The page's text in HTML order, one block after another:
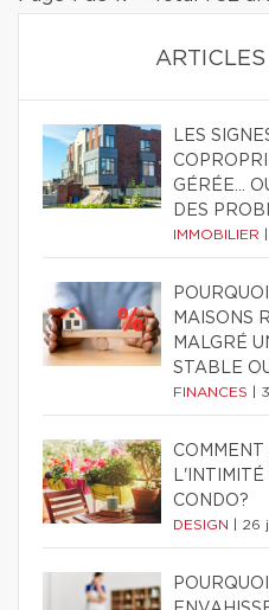
LES
GÉRÉE…
DES
IMMOBILIER
MAISONS
MALGRÉ
STABLE
FINANCES
COMMENT
L'INTIMITÉ
CONDO?
DESIGN 26